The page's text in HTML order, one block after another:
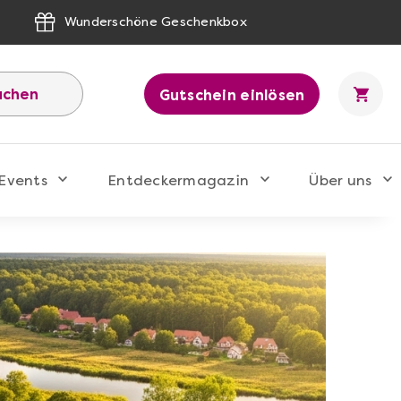
Wunderschöne Geschenkbox
Gutschein einlösen
Entdeckermagazin Über uns